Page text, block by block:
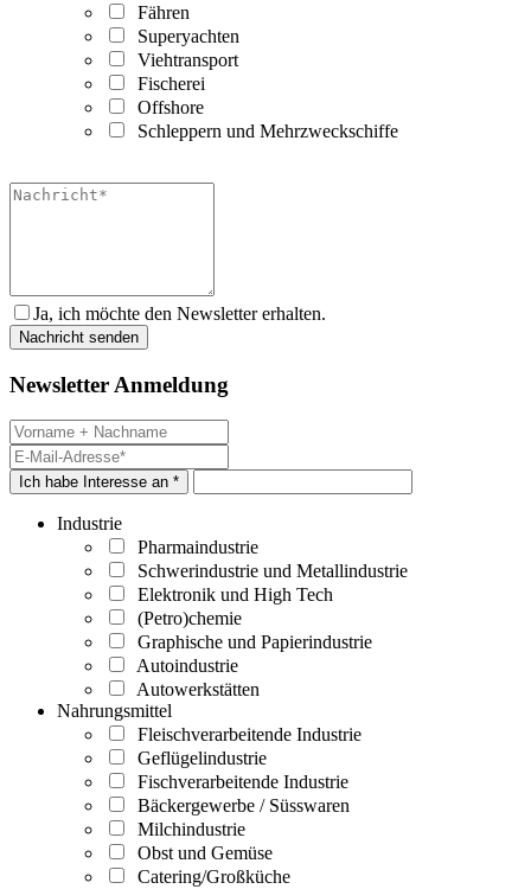
Fähren
Superyachten
Viehtransport
Fischerei
Offshore
Schleppern und Mehrzweckschiffe
Ja, ich möchte den Newsletter erhalten.
Newsletter Anmeldung
Ich habe Interesse an *
Industrie
Pharmaindustrie
Schwerindustrie und Metallindustrie
Elektronik und High Tech
(Petro)chemie
Graphische und Papierindustrie
Autoindustrie
Autowerkstätten
Nahrungsmittel
Fleischverarbeitende Industrie
Geflügelindustrie
Fischverarbeitende Industrie
Bäckergewerbe / Süsswaren
Milchindustrie
Obst und Gemüse
Catering/Großküche